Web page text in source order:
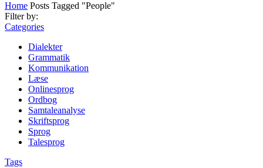
Home Posts Tagged "People"
Filter by:
Categories
Dialekter
Grammatik
Kommunikation
Læse
Onlinesprog
Ordbog
Samtaleanalyse
Skriftsprog
Sprog
Talesprog
Tags